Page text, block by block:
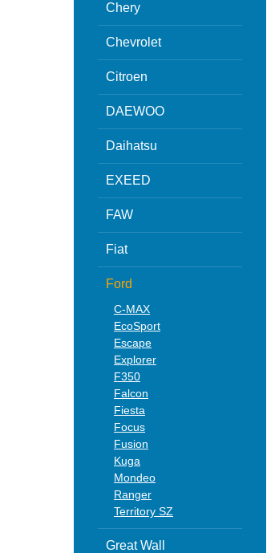
Chery
Chevrolet
Citroen
DAEWOO
Daihatsu
EXEED
FAW
Fiat
Ford
C-MAX
EcoSport
Escape
Explorer
F350
Falcon
Fiesta
Focus
Fusion
Kuga
Mondeo
Ranger
Territory SZ
Great Wall